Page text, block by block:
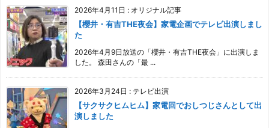
2026年4月11日 : オリジナル記事
【櫻井・有吉THE夜会】家電企画でテレビ出演しまし
た
2026年4月9日放送の「櫻井・有吉THE夜会」に出演しま
した。 森田さんの「最 ...
2026年3月24日 : テレビ出演
【サクサクヒムヒム】家電回でおしつじさんとして出
演しました